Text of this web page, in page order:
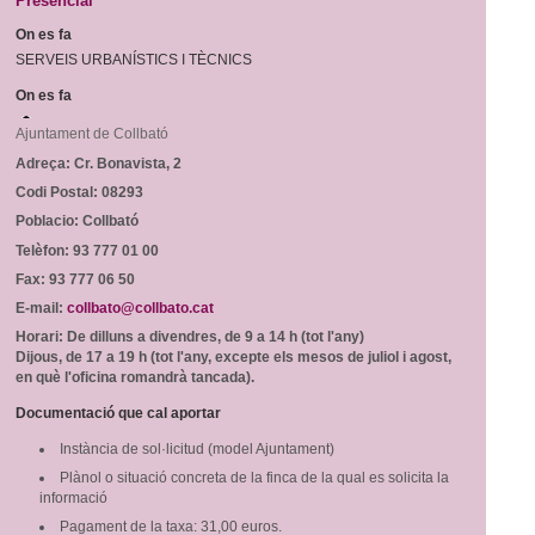
Reparcel·lació del Bosc del Misser
Modificació Puntual del Pla General d’Ordenació de la zona esportiva de Collbató
Urbanisme - Avantprojecte reforma i ampliació A2
Projecte d’ordenança d’edificació i ús del sòl de l’Ajuntament de Collbató
ORDENANÇA REGULADORA TERRASSES DE BAR I MOBILIARI
Consultori Mèdic Local
Equipaments
Empreses i comerços
Llocs d'interès
Subministraments
Emergències
Calendari de neteja viària
El Porta a Porta a Collbató
-
Festes i tradicions
Rutes i camins
Llocs d'interès
Horari de visites guiades
Preus
Localització
On es fa
SERVEIS URBANÍSTICS I TÈCNICS
On es fa
Ajuntament de Collbató
Adreça: Cr. Bonavista, 2
Codi Postal: 08293
Poblacio: Collbató
Telèfon: 93 777 01 00
Fax: 93 777 06 50
E-mail: collbato@collbato.cat
Horari: De dilluns a divendres, de 9 a 14 h (tot l'any)
Dijous, de 17 a 19 h (tot l'any, excepte els mesos de juliol i agost,
en què l'oficina romandrà tancada).
Documentació que cal aportar
Instància de sol·licitud (model Ajuntament)
Plànol o situació concreta de la finca de la qual es solicita la
informació
Pagament de la taxa: 31,00 euros.